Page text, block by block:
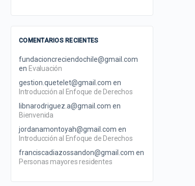
COMENTARIOS RECIENTES
fundacioncreciendochile@gmail.com
en Evaluación
gestion.quetelet@gmail.com en
Introducción al Enfoque de Derechos
libnarodriguez.a@gmail.com en
Bienvenida
jordanamontoyah@gmail.com en
Introducción al Enfoque de Derechos
franciscadiazossandon@gmail.com en
Personas mayores residentes